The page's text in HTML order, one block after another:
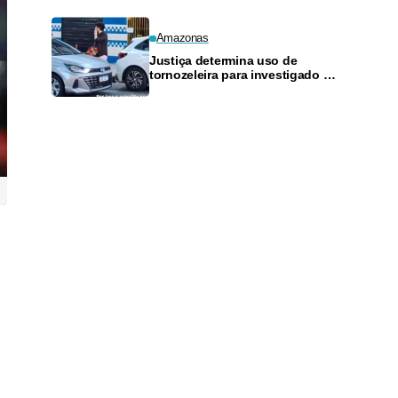
Amazonas
Justiça determina uso de
tornozeleira para investigado por